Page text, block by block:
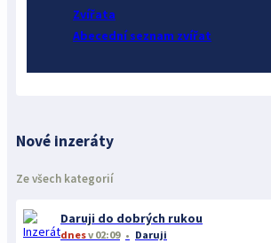
Zvířata
Abecední seznam zvířat
Nové inzeráty
Ze všech kategorií
Daruji do dobrých rukou
dnesv 02:09 Daruji